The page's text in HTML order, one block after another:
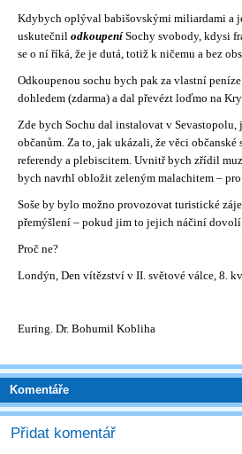
Kdybych oplýval babišovskými miliardami a
uskutečnil odkoupeníSochy svobody, kdysi
se o ní říká, že je dutá, totiž k ničemu a bez
Odkoupenou sochu bych pak za vlastní
dohledem (zdarma) a dal převézt loďmo na
Zde bych Sochu dal instalovat v
občanům. Za to, jak ukázali, že věci
referendy a plebiscitem. Uvnitř bych zřídil
bych navrhl obložit zeleným malachitem –
Soše by bylo možno provozovat turistické
přemýšlení – pokud jim to jejich náčiní
Proč ne?
Londýn, Den vítězství v II. světové válce, 8.
Euring. Dr. Bohumil Kobliha
Komentáře
Přidat komentář